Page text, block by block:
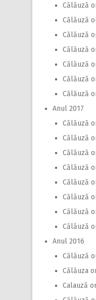
Călăuză
Călăuză
Călăuză
Călăuză
Călăuză
Călăuză
Călăuză
Anul 2017
Călăuză
Călăuză
Călăuză
Călăuză
Călăuză
Călăuză
Călăuză
Călăuză
Anul 2016
Călăuză
Călăuza
Calauză